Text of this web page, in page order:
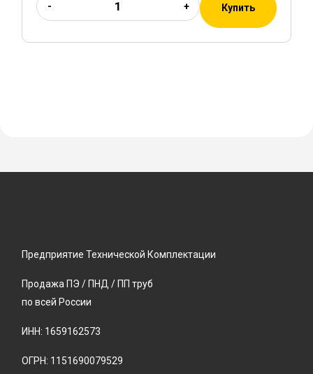
- + Купить
Предприятие Технической Комплектации
Продажа ПЭ / ПНД / ПП труб
по всей России
ИНН: 1659162573
ОГРН: 1151690079529